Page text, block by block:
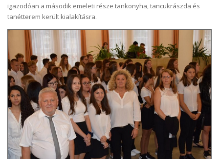
igazodóan a második emeleti része tankonyha, tancukrászda és
tanétterem került kialakításra.